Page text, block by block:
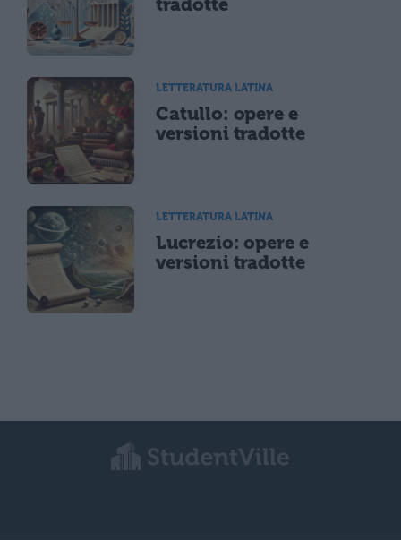
LETTERATURA LATINA
Catullo: opere e
versioni tradotte
LETTERATURA LATINA
Lucrezio: opere e
versioni tradotte